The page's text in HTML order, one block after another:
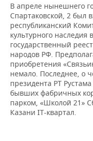
В апреле нынешнего
Спартаковской, 2 был
республиканский
культурного
государственный
народов РФ.
приобретения
немало. Последнее, о
президента РТ
бывших фабричных
парком, «Школой 21»
Казани IT-квартал.